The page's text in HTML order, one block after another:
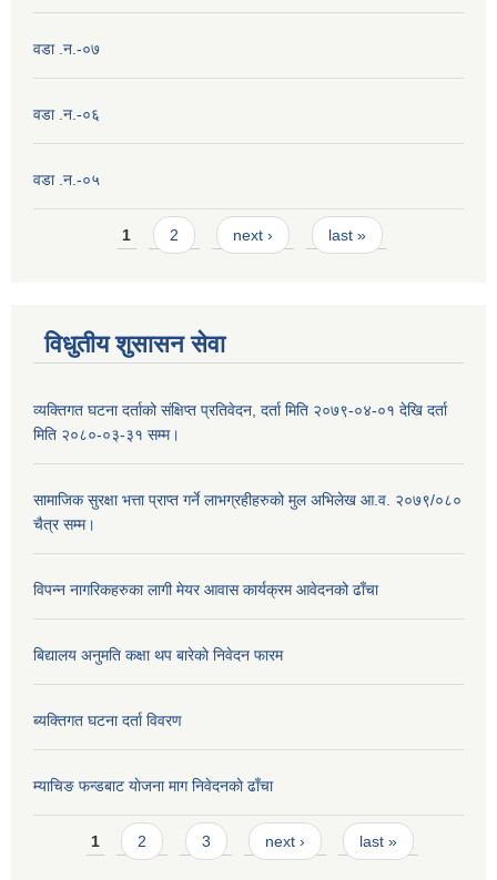
वडा .न.-०७
वडा .न.-०६
वडा .न.-०५
Pages1 2 next › last »
विधुतीय शुसासन सेवा
व्यक्तिगत घटना दर्ताको संक्षिप्त प्रतिवेदन, दर्ता मिति २०७९-०४-०१ देखि दर्ता
मिति २०८०-०३-३१ सम्म।
सामाजिक सुरक्षा भत्ता प्राप्त गर्ने लाभग्रहीहरुको मुल अभिलेख आ.व. २०७९/०८०
चैत्र सम्म।
विपन्न नागरिकहरुका लागी मेयर आवास कार्यक्रम आवेदनको ढाँचा
बिद्यालय अनुमति कक्षा थप बारेकाे निवेदन फारम
ब्यक्तिगत घटना दर्ता विवरण
म्याचिङ फन्डबाट याेजना माग निवेदनकाे ढाँचा
Pages
1 2 3 next › last »